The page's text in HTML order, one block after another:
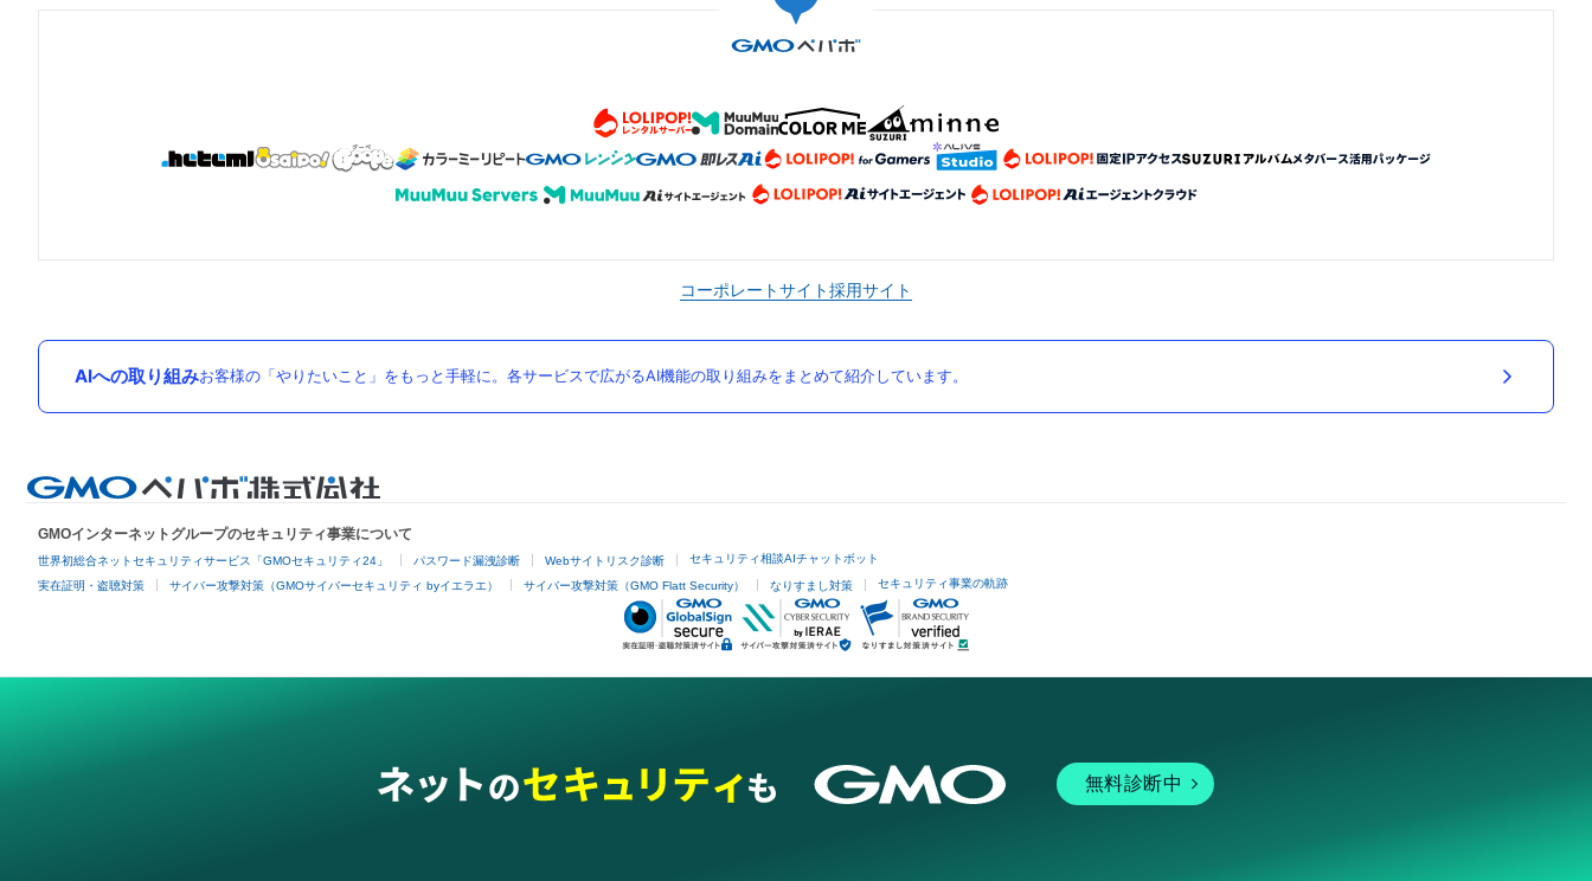
コーポレートサイト採用サイト
AIへの取り組みお客様の「やりたいこと」をもっと手軽に。各サービスで広がるAI機能の取り組みをまとめて紹介しています。
GMOインターネットグループのセキュリティ事業について
世界初総合ネットセキュリティサービス「GMOセキュリティ24」 パスワード漏洩診断 Webサイトリスク診断 セキュリティ相談AIチャットボット
実在証明・盗聴対策 サイバー攻撃対策（GMOサイバーセキュリティ byイエラエ） サイバー攻撃対策（GMO Flatt Security） なりすまし対策 セキュリティ事業の軌跡
無料診断中